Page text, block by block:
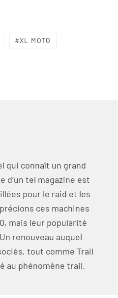
XL MOTO
qui connaît un grand
d’un tel magazine est
pour le raid et les
ces machines
mais leur popularité
renouveau auquel
tout comme Trail
au phénomène trail.